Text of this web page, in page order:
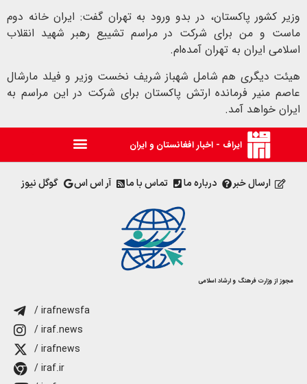
وزیر کشور پاکستان، در بدو ورود به تهران گفت: ایران خانه دوم
ماست و من برای شرکت در مراسم تشییع رهبر شهید انقلاب
اسلامی ایران به تهران آمده‌ام.
هیئت دیگری هم شامل شهباز شریف نخست وزیر و فیلد مارشال
عاصم منیر فرمانده ارتش پاکستان برای شرکت در این مراسم به
ایران خواهد آمد.
ایراف - اخبار افغانستان و ایران
ارسال خبر درباره ما تماس با ما آر اس اس گوگل نیوز
مجوز از وزارت فرهنگ و ارشاد اسلامی
/ irafnewsfa
/ iraf.news
/ irafnews
/ iraf.ir